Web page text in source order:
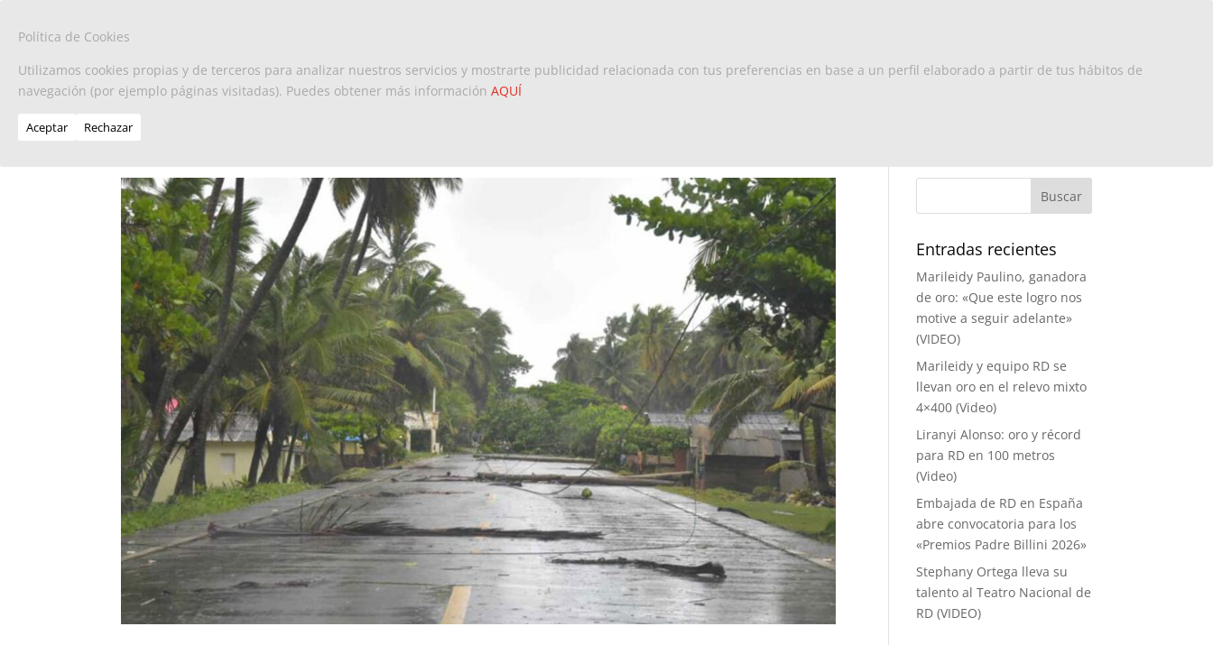
Inicio Europa Dominicanos x Europa Turismo Contacto
Entradas recientes
Marileidy Paulino, ganadora
de oro: «Que este logro nos
motive a seguir adelante»
(VIDEO)
Marileidy y equipo RD se
llevan oro en el relevo mixto
4×400 (Video)
Liranyi Alonso: oro y récord
para RD en 100 metros
(Video)
Embajada de RD en España
abre convocatoria para los
«Premios Padre Billini 2026»
Stephany Ortega lleva su
talento al Teatro Nacional de
RD (VIDEO)
Política de Cookies
Utilizamos cookies propias y de terceros para analizar nuestros servicios y mostrarte publicidad relacionada con tus preferencias en base a un perfil elaborado a partir de tus hábitos de
navegación (por ejemplo páginas visitadas). Puedes obtener más información AQUÍ
Aceptar Rechazar